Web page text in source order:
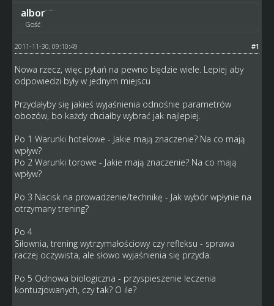
albor
Gość
#1
2011-11-30, 09:10:49
Nowa rzecz, więc pytań na pewno będzie wiele. Lepiej aby
odpowiedzi były w jednym miejscu
Przydałyby się jakieś wyjaśnienia odnośnie parametrów
obozów, bo każdy chciałby wybrać jak najlepiej.
Po 1 Warunki hotelowe - Jakie mają znaczenie? Na co mają
wpływ?
Po 2 Warunki torowe - Jakie mają znaczenie? Na co mają
wpływ?
Po 3 Nacisk na prowadzenie/technikę - Jak wybór wpłynie na
otrzymany trening?
Po 4
Siłownia, trening wytrzymałościowy czy refleksu - sprawa
raczej oczywista, ale słowo wyjaśnienia się przyda.
Po 5 Odnowa biologiczna - przyspieszenie leczenia
kontuzjowanych, czy tak? O ile?